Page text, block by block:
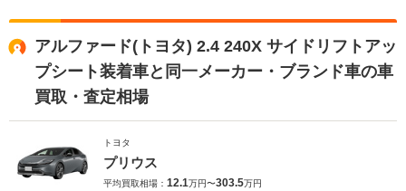
アルファード(トヨタ) 2.4 240X サイドリフトアッ
プシート装着車と同一メーカー・ブランド車の車
買取・査定相場
トヨタ
プリウス
平均買取相場： 12.1万円〜303.5万円